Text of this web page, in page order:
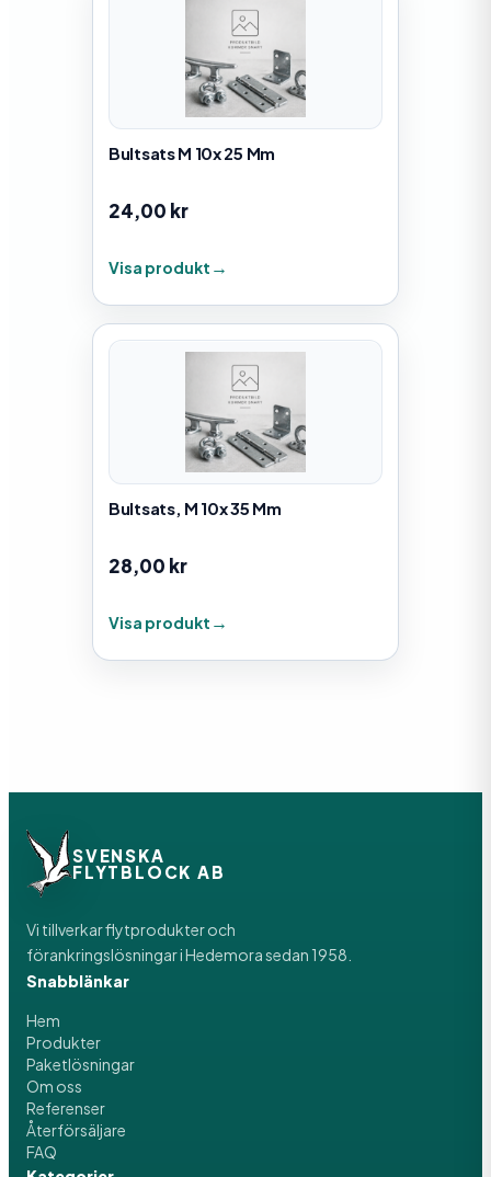
Bultsats M 10x 25 Mm
24,00 kr
Visa produkt
Bultsats, M 10x 35 Mm
28,00 kr
Visa produkt
SVENSKA
FLYTBLOCK AB
Vi tillverkar flytprodukter och
förankringslösningar i Hedemora sedan 1958.
Snabblänkar
Hem
Produkter
Paketlösningar
Om oss
Referenser
Återförsäljare
FAQ